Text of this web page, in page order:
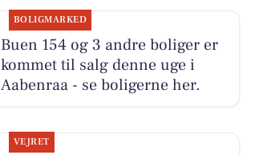
BOLIGMARKED
Buen 154 og 3 andre boliger er
kommet til salg denne uge i
Aabenraa - se boligerne her.
VEJRET